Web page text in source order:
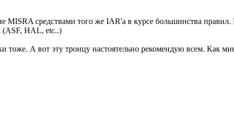
MISRA средствами того же IAR'а в курсе большинства
(ASF, HAL, etc..)
тоже. А вот эту троицу настоятельно рекомендую всем. Как